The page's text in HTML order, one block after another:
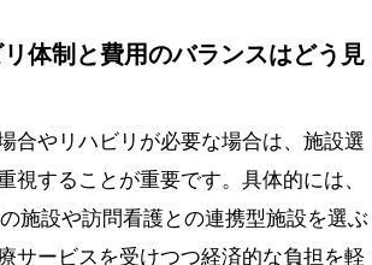
体制と費用のバランスはどう見
合やリハビリが必要な場合は、施設選
視することが重要です。具体的には、
施設や訪問看護との連携型施設を選ぶ
サービスを受けつつ経済的な負担を軽